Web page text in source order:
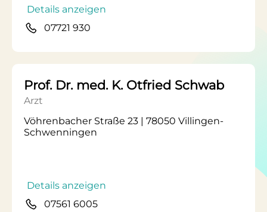
Details anzeigen
07721 930
Prof. Dr. med. K. Otfried Schwab
Arzt
Vöhrenbacher Straße 23 | 78050 Villingen-
Schwenningen
Details anzeigen
07561 6005